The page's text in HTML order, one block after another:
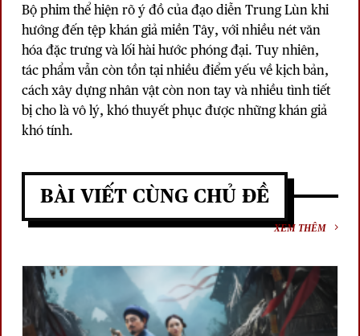
Bộ phim thể hiện rõ ý đồ của đạo diễn Trung Lùn khi
hướng đến tệp khán giả miền Tây, với nhiều nét văn
hóa đặc trưng và lối hài hước phóng đại. Tuy nhiên,
tác phẩm vẫn còn tồn tại nhiều điểm yếu về kịch bản,
cách xây dựng nhân vật còn non tay và nhiều tình tiết
bị cho là vô lý, khó thuyết phục được những khán giả
khó tính.
BÀI VIẾT CÙNG CHỦ ĐỀ
XEM THÊM